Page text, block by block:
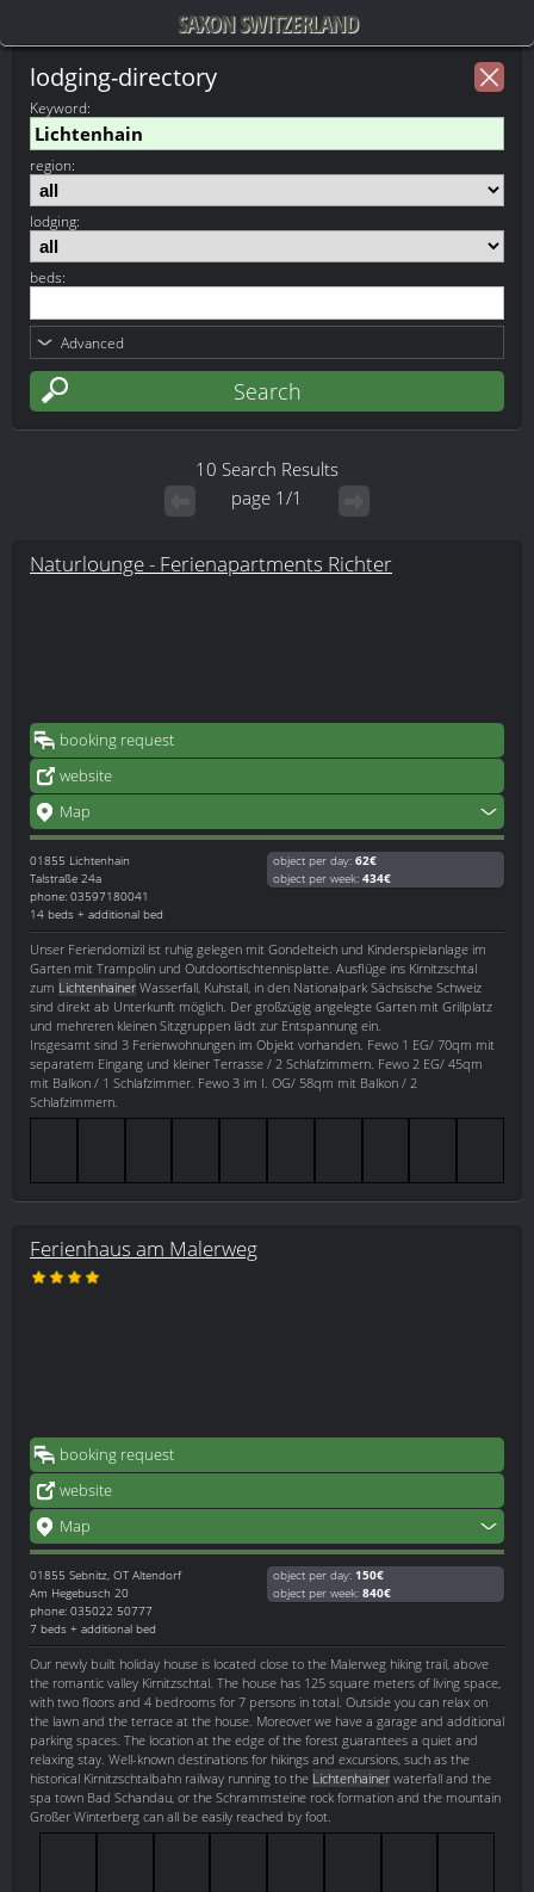
SAXON SWITZERLAND
lodging-directory
Keyword:
region:
lodging:
beds:
Advanced
10 Search Results
page 1/1
Naturlounge - Ferienapartments Richter
booking request
website
Map
01855 Lichtenhain
Talstraße 24a
phone: 03597180041
14 beds + additional bed
object per day: 62€
object per week: 434€
Unser Feriendomizil ist ruhig gelegen mit Gondelteich und Kinderspielanlage im
Garten mit Trampolin und Outdoortischtennisplatte. Ausflüge ins Kirnitzschtal
zum Lichtenhainer Wasserfall, Kuhstall, in den Nationalpark Sächsische Schweiz
sind direkt ab Unterkunft möglich. Der großzügig angelegte Garten mit Grillplatz
und mehreren kleinen Sitzgruppen lädt zur Entspannung ein.
Insgesamt sind 3 Ferienwohnungen im Objekt vorhanden. Fewo 1 EG/ 70qm mit
separatem Eingang und kleiner Terrasse / 2 Schlafzimmern. Fewo 2 EG/ 45qm
mit Balkon / 1 Schlafzimmer. Fewo 3 im I. OG/ 58qm mit Balkon / 2
Schlafzimmern.
Ferienhaus am Malerweg
booking request
website
Map
01855 Sebnitz, OT Altendorf
Am Hegebusch 20
phone: 035022 50777
7 beds + additional bed
object per day: 150€
object per week: 840€
Our newly built holiday house is located close to the Malerweg hiking trail, above
the romantic valley Kirnitzschtal. The house has 125 square meters of living space,
with two floors and 4 bedrooms for 7 persons in total. Outside you can relax on
the lawn and the terrace at the house. Moreover we have a garage and additional
parking spaces. The location at the edge of the forest guarantees a quiet and
relaxing stay. Well-known destinations for hikings and excursions, such as the
historical Kirnitzschtalbahn railway running to the Lichtenhainer waterfall and the
spa town Bad Schandau, or the Schrammsteine rock formation and the mountain
Großer Winterberg can all be easily reached by foot.